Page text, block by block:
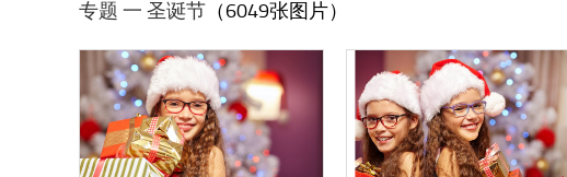
专题 一 圣诞节 （6049张图片）